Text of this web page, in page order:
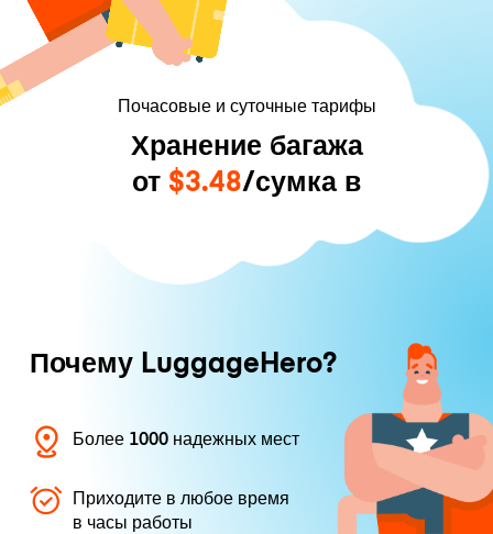
Почасовые и суточные тарифы
Хранение багажа
от $3.48/сумка в
Почему LuggageHero?
Более 1000 надежных мест
Приходите в любое время
в часы работы